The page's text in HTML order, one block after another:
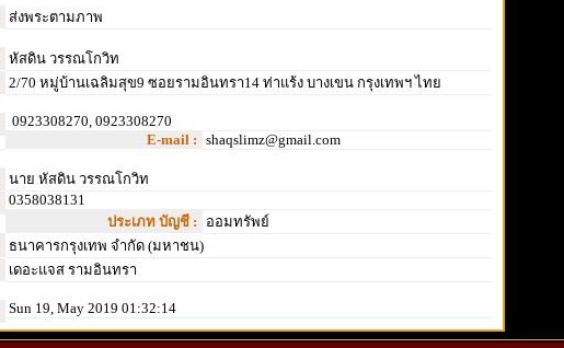
ส่งพระตามภาพ
หัสดิน วรรณโกวิท
2/70 หมู่บ้านเฉลิมสุข9 ซอยรามอินทรา14 ท่าแร้ง บางเขน กรุงเทพฯ ไทย
0923308270, 0923308270
E-mail : shaqslimz@gmail.com
นาย หัสดิน วรรณโกวิท
0358038131
ประเภท บัญชี :
ออมทรัพย์
ธนาคารกรุงเทพ จำกัด (มหาชน)
เดอะแจส รามอินทรา
Sun 19, May 2019 01:32:14